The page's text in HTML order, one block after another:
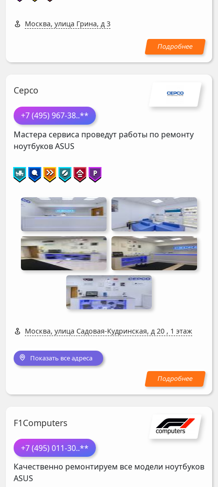
Москва, улица Грина, д 3
Серсо
+7 (495) 967-38..**
Мастера сервиса проведут работы по ремонту
ноутбуковASUS
Москва, улица Садовая-Кудринская, д 20 , 1 этаж
Показать все адреса
F1Computers
+7 (495) 011-30..**
Качественно ремонтируем все модели ноутбуков
ASUS